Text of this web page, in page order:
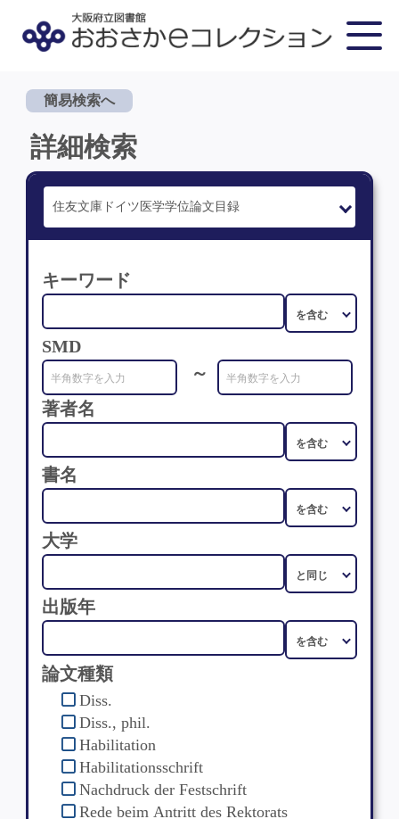
簡易検索へ
詳細検索
キーワード
SMD
～
著者名
書名
大学
出版年
論文種類
Diss.
Diss., phil.
Habilitation
Habilitationsschrift
Nachdruck der Festschrift
Rede beim Antritt des Rektorats